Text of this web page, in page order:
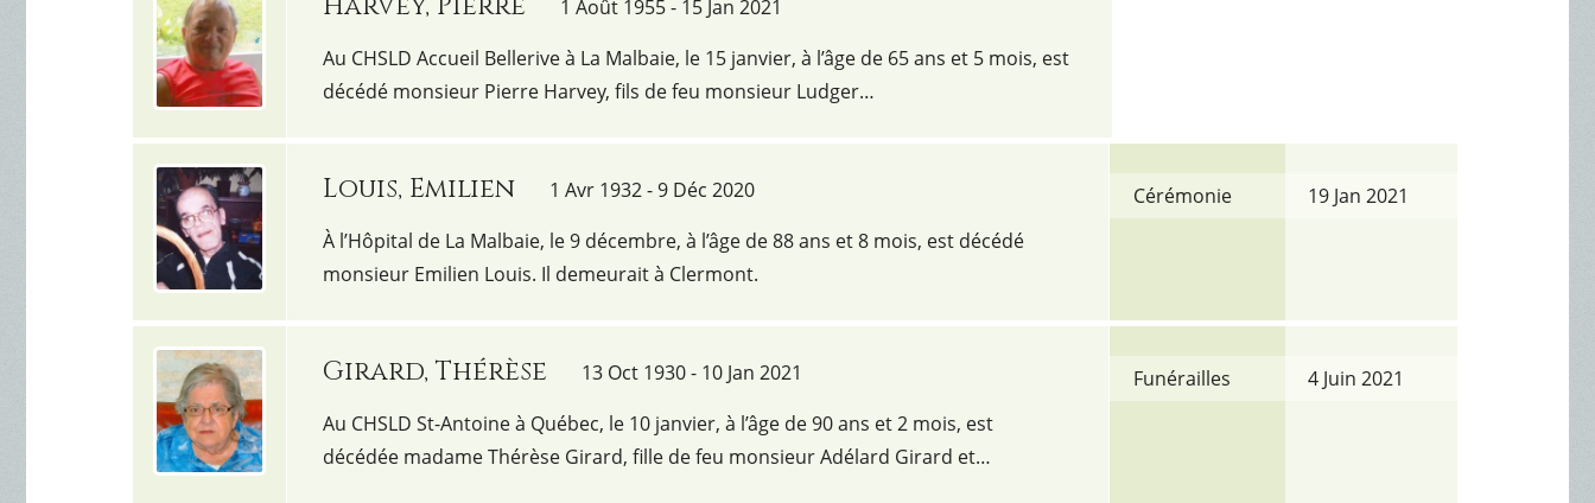
1 Août 1955 - 15 Jan 2021
Au CHSLD Accueil Bellerive à La Malbaie, le 15 janvier, à l’âge de 65 ans et 5 mois, est
décédé monsieur Pierre Harvey, fils de feu monsieur Ludger…
Louis, Emilien
1 Avr 1932 - 9 Déc 2020
À l’Hôpital de La Malbaie, le 9 décembre, à l’âge de 88 ans et 8 mois, est décédé
monsieur Emilien Louis. Il demeurait à Clermont.
Cérémonie 19 Jan 2021
Girard, Thérèse
13 Oct 1930 - 10 Jan 2021
Au CHSLD St-Antoine à Québec, le 10 janvier, à l’âge de 90 ans et 2 mois, est
décédée madame Thérèse Girard, fille de feu monsieur Adélard Girard et…
Funérailles 4 Juin 2021